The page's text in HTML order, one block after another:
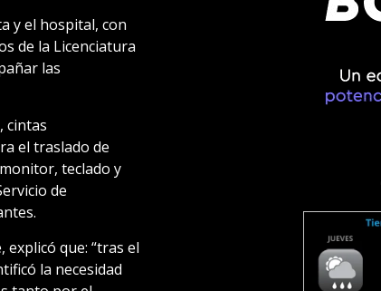
y el hospital, con
de la Licenciatura
las
cintas
el traslado de
teclado y
de
que: “tras el
la necesidad